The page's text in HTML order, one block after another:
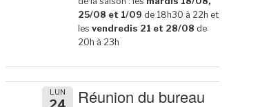
25/08 et 1/09 de 18h30 à 22h et
les vendredis 21 et 28/08 de
20h à 23h
LUN
Réunion du bureau